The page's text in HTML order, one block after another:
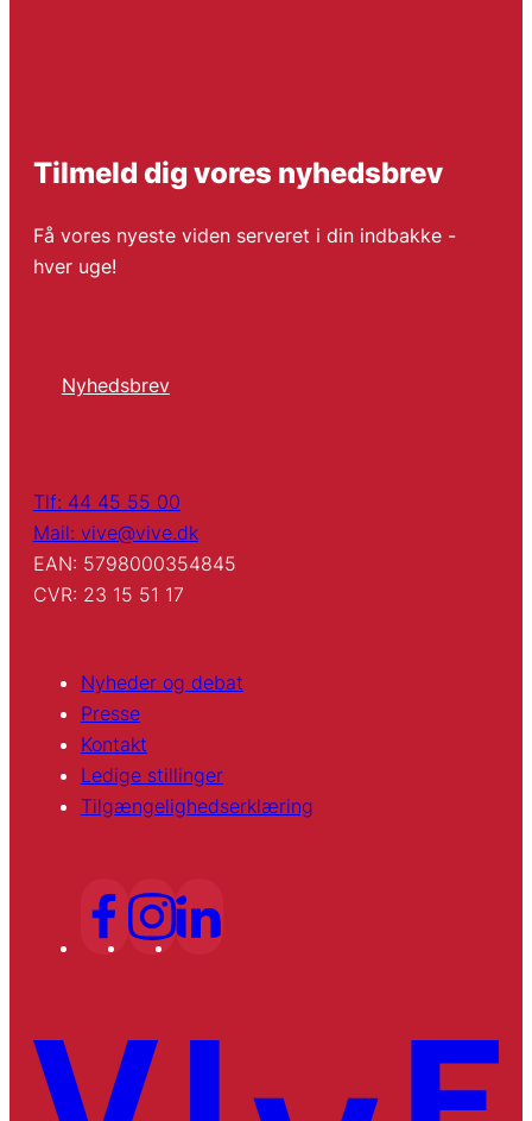
Tilmeld dig vores nyhedsbrev
Få vores nyeste viden serveret i din indbakke -
hver uge!
Nyhedsbrev
Tlf: 44 45 55 00
Mail: vive@vive.dk
EAN: 5798000354845
CVR: 23 15 51 17
Nyheder og debat
Presse
Kontakt
Ledige stillinger
Tilgængelighedserklæring